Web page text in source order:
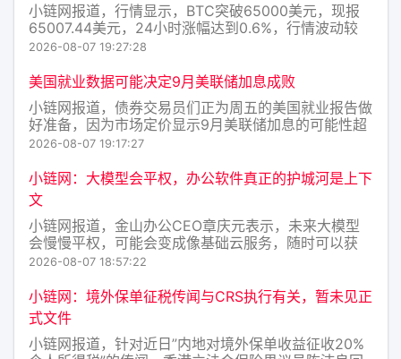
小链网报道，行情显示，BTC突破65000美元，现报
65007.44美元，24小时涨幅达到0.6%，行情波动较
大，请做好风险控制。
2026-08-07 19:27:28
美国就业数据可能决定9月美联储加息成败
小链网报道，债券交易员们正为周五的美国就业报告做
好准备，因为市场定价显示9月美联储加息的可能性超
过50%。 经济学家预计7月份新增约8万个就业岗位。
息预期并推高国债收益率。 疲软的就业数据可能降低
这些押注。
2026-08-07 19:17:27
小链网：大模型会平权，办公软件真正的护城河是上下
文
小链网报道，金山办公CEO章庆元表示，未来大模型
会慢慢平权，可能会变成像基础云服务，随时可以获
得，没有无法替代的壁垒；当大模型趋同，办公软件真
就能在AI时代活下来。这不是技术问题，是积累问题。
（证券时报）
2026-08-07 18:57:22
小链网：境外保单征税传闻与CRS执行有关，暂未见正
式文件
小链网报道，针对近日”内地对境外保单收益征收20%